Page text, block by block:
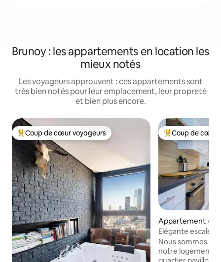
Brunoy : les appartements en location les
mieux notés
Les voyageurs approuvent : ces appartements sont
très bien notés pour leur emplacement, leur propreté
et bien plus encore.
Coups de cœur voyageurs les plus appréciés
Coup de cœur voyageurs Coups de cœur
Coup de cœur
Appartement ⋅
Elégante escale à
Nous sommes
notre logement 2